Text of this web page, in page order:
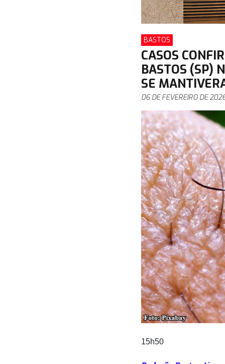
BASTOS
CASOS
BASTOS (SP)
SE
06 DE FEVEREIRO DE
15h50